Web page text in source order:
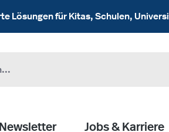
Lösungen für Kitas, Schulen,
Newsletter Jobs & Karriere